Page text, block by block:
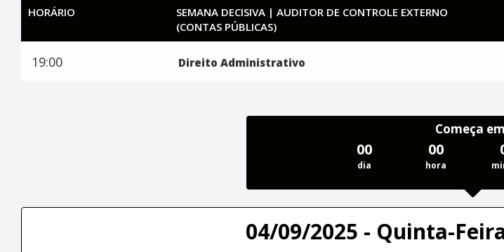
HORÁRIO
SEMANA DECISIVA | AUDITOR DE CONTROLE EXTERNO
(CONTAS PÚBLICAS)
19:00 Direito Administrativo
Começa
00
dia
00
hora
04/09/2025 - Quinta-